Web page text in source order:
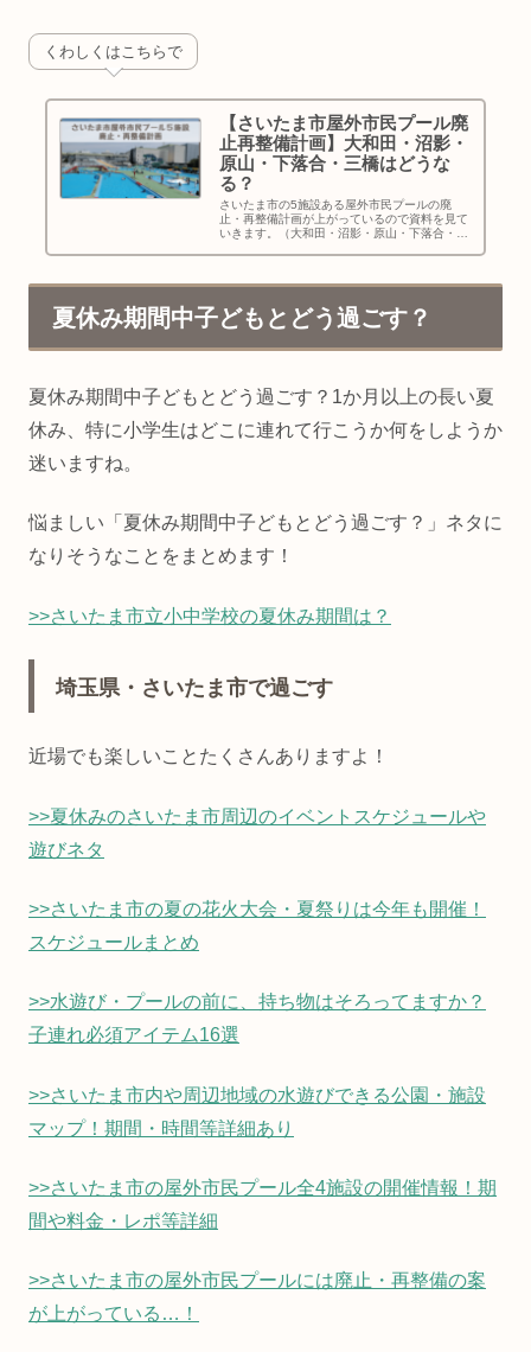
くわしくはこちらで
【さいたま市屋外市民プール廃
止再整備計画】大和田・沼影・
原山・下落合・三橋はどうな
る？
さいたま市の5施設ある屋外市民プールの廃
止・再整備計画が上がっているので資料を見て
いきます。（大和田・沼影・原山・下落合・三
夏休み期間中子どもとどう過ごす？
夏休み期間中子どもとどう過ごす？1か月以上の長い夏
休み、特に小学生はどこに連れて行こうか何をしようか
迷いますね。
悩ましい「夏休み期間中子どもとどう過ごす？」ネタに
なりそうなことをまとめます！
>>さいたま市立小中学校の夏休み期間は？
埼玉県・さいたま市で過ごす
近場でも楽しいことたくさんありますよ！
>>夏休みのさいたま市周辺のイベントスケジュールや
遊びネタ
>>さいたま市の夏の花火大会・夏祭りは今年も開催！
スケジュールまとめ
>>水遊び・プールの前に、持ち物はそろってますか？
子連れ必須アイテム16選
>>さいたま市内や周辺地域の水遊びできる公園・施設
マップ！期間・時間等詳細あり
>>さいたま市の屋外市民プール全4施設の開催情報！期
間や料金・レポ等詳細
>>さいたま市の屋外市民プールには廃止・再整備の案
が上がっている…！